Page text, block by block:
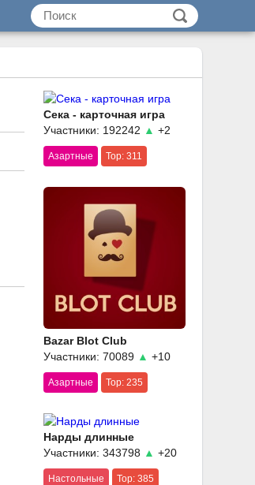
Сека - карточная игра
Участники: 192242 ▲ +2
Азартные Top: 311
Bazar Blot Club
Участники: 70089 ▲ +10
Азартные Top: 235
Нарды длинные
Участники: 343798 ▲ +20
Настольные Top: 385